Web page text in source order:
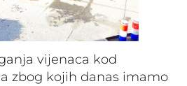
vijenaca kod
zbog kojih danas imamo